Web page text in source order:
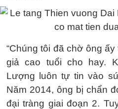
“Chúng tôi đã chờ ông
giả cao tuổi cho hay.
Lượng luôn tự tin vào
Năm 2014, ông bị chẩn
đại tràng giai đoạn 2.